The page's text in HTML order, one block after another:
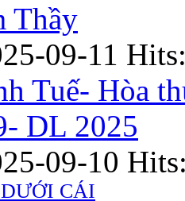
Thầy
09-11
Tuế- Hòa
DL 2025
09-10